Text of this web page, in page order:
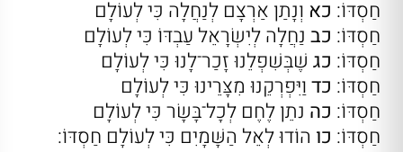
חַסְדּוֹ: כא וְנָתַן אַרְצָם לְנַחֲלָה כִּי לְעוֹלָם
חַסְדּוֹ: כב נַחֲלָה לְיִשְׂרָאֵל עַבְדּוֹ כִּי לְעוֹלָם
חַסְדּוֹ: כג שֶׁבְּשִׁפְלֵנוּ זָכַר־לָנוּ כִּי לְעוֹלָם
חַסְדּוֹ: כדוַיִּפְרְקֵנוּ מִצָּרֵינוּ כִּי לְעוֹלָם
חַסְדּוֹ: כה נתֵן לֶחֶם לְכָל־בָּשָׂר כִּי לְעוֹלָם
חַסְדּוֹ: כו הוֹדוּ לְאֵל הַשָּׁמָיִם כִּי לְעוֹלָם חַסְדּוֹ: